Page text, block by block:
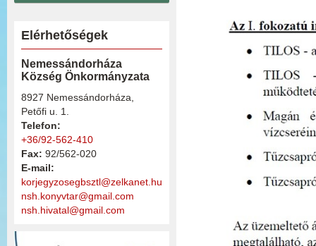
Elérhetőségek
Nemessándorháza
Község Önkormányzata
8927 Nemessándorháza,
Petőfi u. 1.
Telefon:
+36/92-562-410
Fax: 92/562-020
E-mail:
korjegyzosegbsztl@zelkanet.hu
nsh.konyvtar@gmail.com
nsh.hivatal@gmail.com